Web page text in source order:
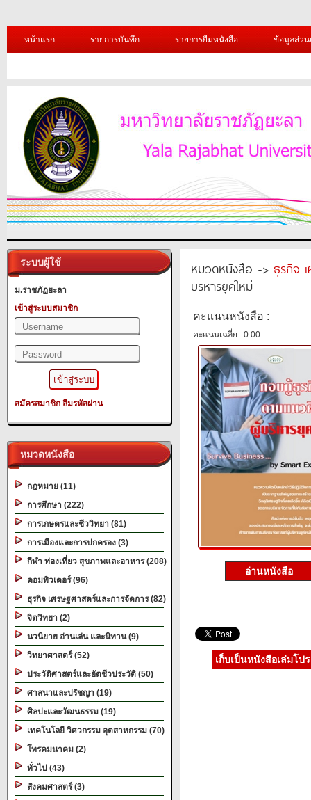
หน้าแรก รายการบันทึก รายการยืมหนังสือ ข้อมูลส่ว
ระบบผู้ใช้
ม.ราชภัฏยะลา
เข้าสู่ระบบสมาชิก
สมัครสมาชิก ลืมรหัสผ่าน
หมวดหนังสือ
กฎหมาย (11)
การศึกษา (222)
การเกษตรและชีววิทยา (81)
การเมืองและการปกครอง (3)
กีฬา ท่องเที่ยว สุขภาพและอาหาร (208)
คอมพิวเตอร์ (96)
ธุรกิจ เศรษฐศาสตร์และการจัดการ (82)
จิตวิทยา (2)
นวนิยาย อ่านเล่น และนิทาน (9)
วิทยาศาสตร์ (52)
ประวัติศาสตร์และอัตชีวประวัติ (50)
ศาสนาและปรัชญา (19)
ศิลปะและวัฒนธรรม (19)
เทคโนโลยี วิศวกรรม อุตสาหกรรม (70)
โทรคมนาคม (2)
ทั่วไป (43)
สังคมศาสตร์ (3)
หมวดหนังสือ -> ธุรกิจ
บริหารยุคใหม่
คะแนนหนังสือ :
คะแนนเฉลี่ย : 0.00
อ่านหนังสือ
เก็บเป็นหนังสือเล่มโป